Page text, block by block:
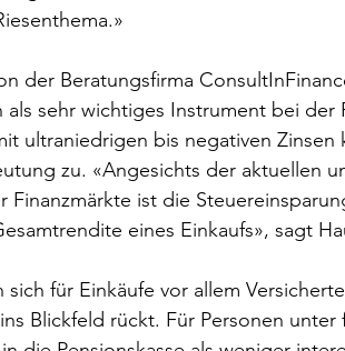
der Beratungsfirma
als sehr wichtiges Instrument bei
ultraniedrigen bis negativen
zu. «Angesichts der aktuellen
Finanzmärkte ist die
eines Einkaufs», sagt
sich für Einkäufe vor allem
Blickfeld rückt. Für Personen